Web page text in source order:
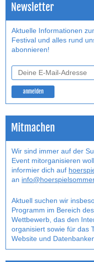
Newsletter
Aktuelle Informationen
Festival und alles rund
abonnieren!
Mitmachen
Wir sind immer auf der
Event mitorganisieren
informier dich auf
an
Aktuell suchen wir
Programm im Bereich
Wettbewerb, das den
organisiert sowie für das
Website und